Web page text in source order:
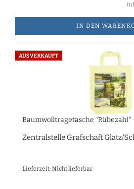
IN DEN
AUSVERKAUFT
Baumwolltragetasche "Rübezahl"
Zentralstelle Grafschaft Glatz/
Lieferzeit: Nicht lieferbar